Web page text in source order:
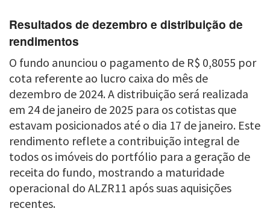
Resultados de dezembro e distribuição de
rendimentos
O fundo anunciou o pagamento de R$ 0,8055 por
cota referente ao lucro caixa do mês de
dezembro de 2024. A distribuição será realizada
em 24 de janeiro de 2025 para os cotistas que
estavam posicionados até o dia 17 de janeiro. Este
rendimento reflete a contribuição integral de
todos os imóveis do portfólio para a geração de
receita do fundo, mostrando a maturidade
operacional do ALZR11 após suas aquisições
recentes.